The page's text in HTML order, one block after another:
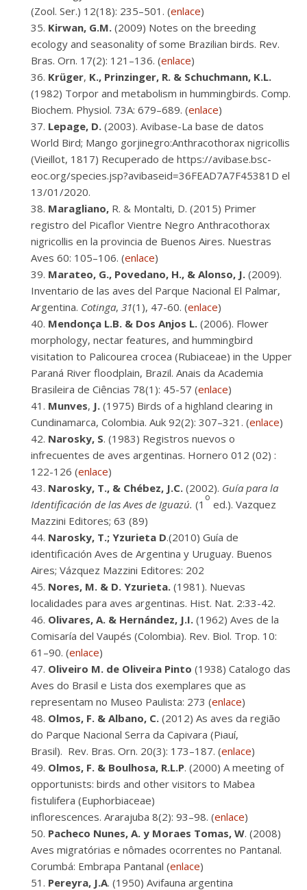
(Zool. Ser.) 12(18): 235–501. (enlace)
Kirwan, G.M. (2009) Notes on the breeding
ecology and seasonality of some Brazilian birds. Rev.
Bras. Orn. 17(2): 121–136. (enlace)
Krüger, K., Prinzinger, R. & Schuchmann, K.L.
(1982) Torpor and metabolism in hummingbirds. Comp.
Biochem. Physiol. 73A: 679–689. (enlace)
Lepage, D. (2003). Avibase-La base de datos
World Bird; Mango gorjinegro:Anthracothorax nigricollis
(Vieillot, 1817) Recuperado de https://avibase.bsc-
eoc.org/species.jsp?avibaseid=36FEAD7A7F45381D el
13/01/2020.
Maragliano, R. & Montalti, D. (2015) Primer
registro del Picaflor Vientre Negro Anthracothorax
nigricollis en la provincia de Buenos Aires. Nuestras
Aves 60: 105–106. (enlace)
Marateo, G., Povedano, H., & Alonso, J. (2009).
Inventario de las aves del Parque Nacional El Palmar,
Argentina. Cotinga, 31(1), 47-60. (enlace)
Mendonça L.B. & Dos Anjos L. (2006). Flower
morphology, nectar features, and hummingbird
visitation to Palicourea crocea (Rubiaceae) in the Upper
Paraná River floodplain, Brazil. Anais da Academia
Brasileira de Ciências 78(1): 45-57 (enlace)
Munves, J. (1975) Birds of a highland clearing in
Cundinamarca, Colombia. Auk 92(2): 307–321. (enlace)
Narosky, S. (1983) Registros nuevos o
infrecuentes de aves argentinas. Hornero 012 (02) :
122-126 (enlace)
Narosky, T., & Chébez, J.C. (2002). Guía para la
Identificación de las Aves de Iguazú. (1
o
ed.). Vazquez
Mazzini Editores; 63 (89)
Narosky, T.; Yzurieta D.(2010) Guía de
identificación Aves de Argentina y Uruguay. Buenos
Aires; Vázquez Mazzini Editores: 202
Nores, M. & D. Yzurieta. (1981). Nuevas
localidades para aves argentinas. Hist. Nat. 2:33-42.
Olivares, A. & Hernández, J.I. (1962) Aves de la
Comisaría del Vaupés (Colombia). Rev. Biol. Trop. 10:
61–90. (enlace)
Oliveiro M. de Oliveira Pinto (1938) Catalogo das
Aves do Brasil e Lista dos exemplares que as
representam no Museo Paulista: 273 (enlace)
Olmos, F. & Albano, C. (2012) As aves da região
do Parque Nacional Serra da Capivara (Piauí,
Brasil). Rev. Bras. Orn. 20(3): 173–187. (enlace)
Olmos, F. & Boulhosa, R.L.P. (2000) A meeting of
opportunists: birds and other visitors to Mabea
fistulifera (Euphorbiaceae)
inflorescences. Ararajuba 8(2): 93–98. (enlace)
Pacheco Nunes, A. y Moraes Tomas, W. (2008)
Aves migratórias e nômades ocorrentes no Pantanal.
Corumbá: Embrapa Pantanal (enlace)
Pereyra, J.A. (1950) Avifauna argentina